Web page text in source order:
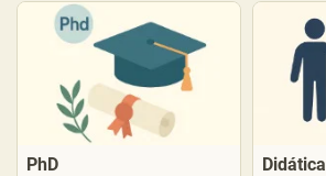
PhD Didática